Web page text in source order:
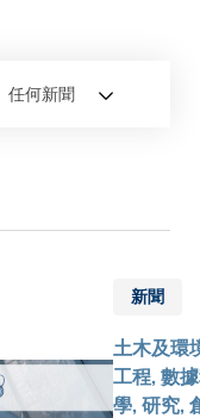
任何新聞
新聞
土木及環
工程, 數
學, 研究,